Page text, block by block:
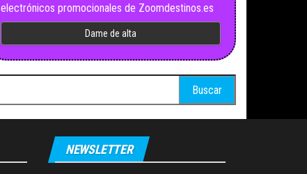
electrónicos promocionales de Zoomdestinos.es
NEWSLETTER